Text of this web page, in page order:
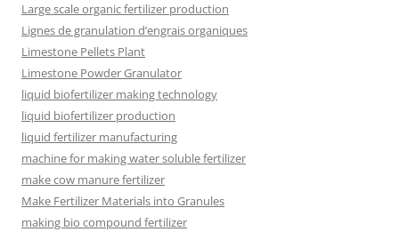
Large scale organic fertilizer production
Lignes de granulation d’engrais organiques
Limestone Pellets Plant
Limestone Powder Granulator
liquid biofertilizer making technology
liquid biofertilizer production
liquid fertilizer manufacturing
machine for making water soluble fertilizer
make cow manure fertilizer
Make Fertilizer Materials into Granules
making bio compound fertilizer